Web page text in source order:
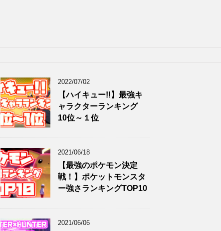
2022/07/02
【ハイキュー!!】最強キ
ャラクターランキング
10位～１位
2021/06/18
【最強のポケモン決定
戦！】ポケットモンスタ
ー強さランキングTOP10
2021/06/06